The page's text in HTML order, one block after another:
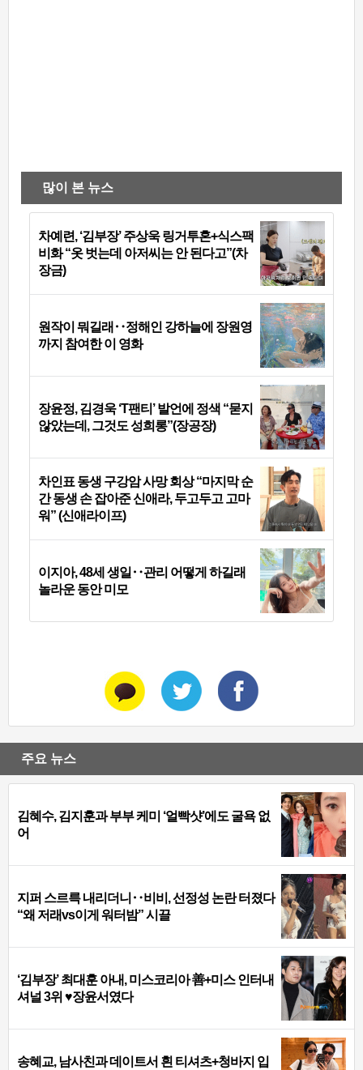
많이 본 뉴스
차예련, ‘김부장’ 주상욱 링거투혼+식스팩
비화 “옷 벗는데 아저씨는 안 된다고”(차
장금)
원작이 뭐길래‥정해인 강하늘에 장원영
까지 참여한 이 영화
장윤정, 김경욱 ‘T팬티’ 발언에 정색 “묻지
않았는데, 그것도 성희롱”(장공장)
차인표 동생 구강암 사망 회상 “마지막 순
간 동생 손 잡아준 신애라, 두고두고 고마
워” (신애라이프)
이지아, 48세 생일‥관리 어떻게 하길래
놀라운 동안 미모
주요 뉴스
김혜수, 김지훈과 부부 케미 ‘얼빡샷’에도 굴욕 없
어
지퍼 스르륵 내리더니‥비비, 선정성 논란 터졌다
“왜 저래vs이게 워터밤” 시끌
‘김부장’ 최대훈 아내, 미스코리아 善+미스 인터내
셔널 3위 ♥장윤서였다
송혜교, 남사친과 데이트서 흰 티셔츠+청바지 입